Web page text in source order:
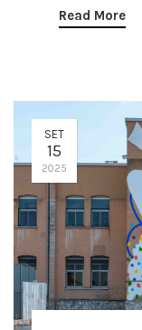
Read More
SET
15
2025